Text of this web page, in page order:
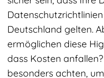
Deutschland gelten.
ermöglichen diese
dass Kosten
besonders achten,